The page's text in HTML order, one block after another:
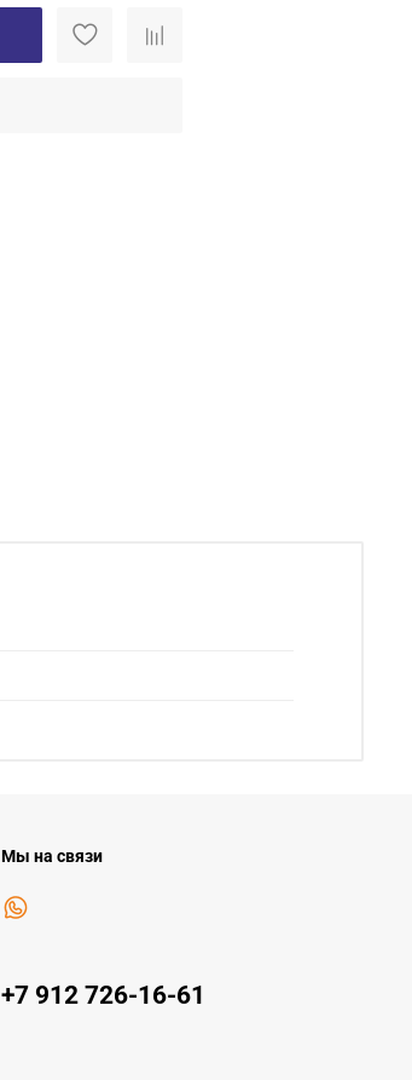
Мы на связи
+7 912 726-16-61